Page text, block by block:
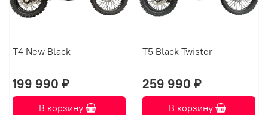
T4 New Black
199 990 ₽
В корзину
T5 Black Twister
259 990 ₽
В корзину